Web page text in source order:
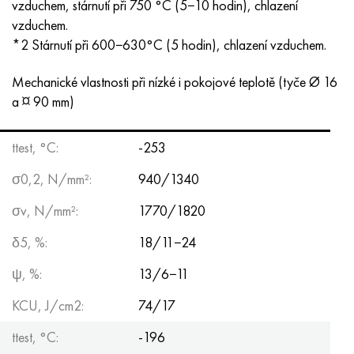
vzduchem, stárnutí při 750 °C (5−10 hodin), chlazení
vzduchem.
*2 Stárnutí při 600−630°C (5 hodin), chlazení vzduchem.
Mechanické vlastnosti při nízké i pokojové teplotě (tyče Ø 16
a ¤ 90 mm)
ttest, °С:
-253
σ0,2, N/mm²:
940/1340
σv, N/mm²:
1770/1820
δ5, %:
18/11−24
ψ, %:
13/6−11
KCU, J/cm2:
74/17
ttest, °С:
-196
Hastelloy C-276
Hastelloy C2000
Hastelloy 3
Hastelloy x
Udimet 720
40XFA, 1,7223, AISI 4142
45X, 45h, 1,7035
45HN2MFA, k2425, 45hnmf
A40G, 44smn28, 1.0762, 46s20